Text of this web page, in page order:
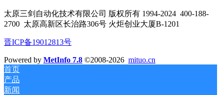
太原三剑自动化技术有限公司 版权所有 1994-2024 400-188-
2700 太原高新区长治路306号 火炬创业大厦B-1201
晋ICP备19012813号
Powered by MetInfo 7.8 ©2008-2026 mituo.cn
首页
产品
新闻